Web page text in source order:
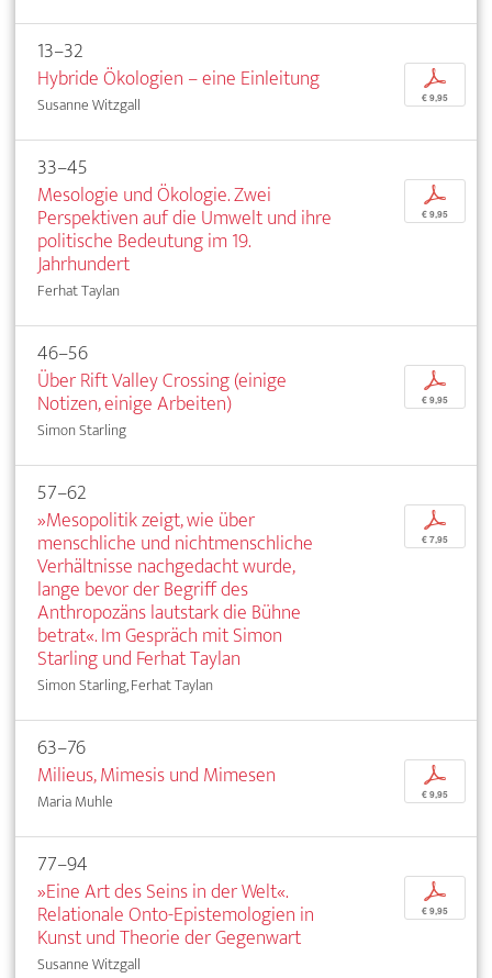
13–32
Hybride Ökologien – eine Einleitung
Susanne Witzgall
p
€ 9,95
33–45
Mesologie und Ökologie. Zwei
Perspektiven auf die Umwelt und ihre
politische Bedeutung im 19.
Jahrhundert
Ferhat Taylan
p
€ 9,95
46–56
Über Rift Valley Crossing (einige
Notizen, einige Arbeiten)
Simon Starling
p
€ 9,95
57–62
»Mesopolitik zeigt, wie über
menschliche und nichtmenschliche
Verhältnisse nachgedacht wurde,
lange bevor der Begriff des
Anthropozäns lautstark die Bühne
betrat«. Im Gespräch mit Simon
Starling und Ferhat Taylan
Simon Starling, Ferhat Taylan
p
€ 7,95
63–76
Milieus, Mimesis und Mimesen
Maria Muhle
p
€ 9,95
77–94
»Eine Art des Seins in der Welt«.
Relationale Onto-Epistemologien in
Kunst und Theorie der Gegenwart
Susanne Witzgall
p
€ 9,95